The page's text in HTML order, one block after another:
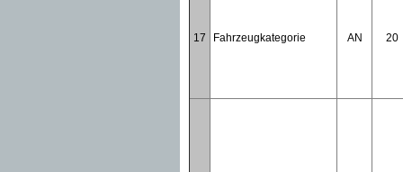
17 Fahrzeugkategorie AN 20